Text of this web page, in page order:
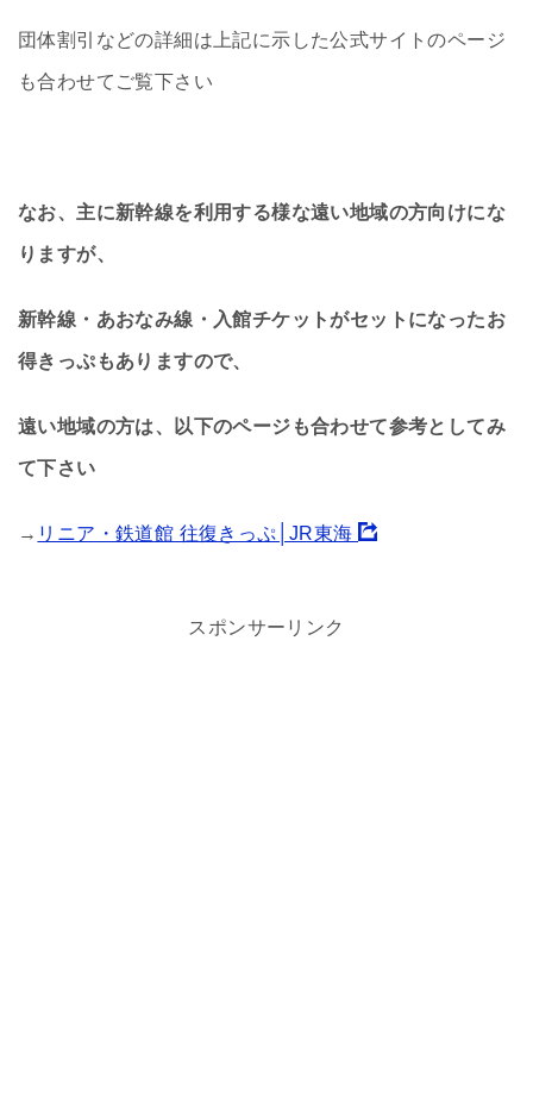
団体割引などの詳細は上記に示した公式サイトのページ
も合わせてご覧下さい
なお、主に新幹線を利用する様な遠い地域の方向けにな
りますが、
新幹線・あおなみ線・入館チケットがセットになったお
得きっぷもありますので、
遠い地域の方は、以下のページも合わせて参考としてみ
て下さい
→ リニア・鉄道館 往復きっぷ│JR東海
スポンサーリンク